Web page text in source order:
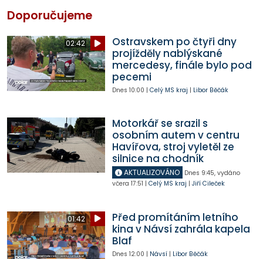
Doporučujeme
02:42
Ostravskem po čtyři dny
projížděly nablýskané
mercedesy, finále bylo pod
pecemi
Dnes 10:00 | Celý MS kraj | Libor Běčák
Motorkář se srazil s
osobním autem v centru
Havířova, stroj vyletěl ze
silnice na chodník
AKTUALIZOVÁNO Dnes 9:45, vydáno
včera 17:51 | Celý MS kraj | Jiří Cileček
01:42
Před promítáním letního
kina v Návsí zahrála kapela
Blaf
Dnes 12:00 | Návsí| Libor Běčák